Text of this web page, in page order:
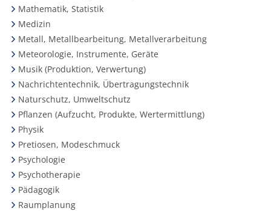
Mathematik, Statistik
Medizin
Metall, Metallbearbeitung, Metallverarbeitung
Meteorologie, Instrumente, Geräte
Musik (Produktion, Verwertung)
Nachrichtentechnik, Übertragungstechnik
Naturschutz, Umweltschutz
Pflanzen (Aufzucht, Produkte, Wertermittlung)
Physik
Pretiosen, Modeschmuck
Psychologie
Psychotherapie
Pädagogik
Raumplanung